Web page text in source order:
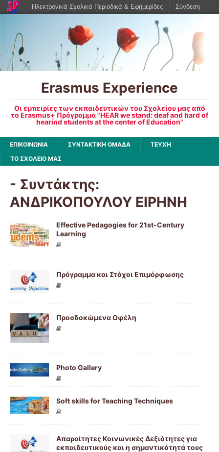
Erasmus Experience
Οι εμπειρίες των εκπαιδευτικών του Σχολείου μας από
το Erasmus+ Πρόγραμμα "HEAR we stand: deaf and hard of
hearind students at the center of Education"
ΕΠΙΚΟΙΝΩΝΙΑ ΣΥΝΤΑΚΤΙΚΗ ΟΜΑΔΑ
ΤΕΥΧΗ
ΤΟ ΣΧΟΛΕΙΟ ΜΑΣ
- Συντάκτης:
ΑΝΔΡΙΚΟΠΟΥΛΟΥ ΕΙΡΗΝΗ
Effective Pedagogies for 21st-Century
Learning
Πρόγραμμα και Στόχοι Επιμόρφωσης
Προσδοκώμενα Οφέλη
Photo Gallery
Soft skills for Teaching Techniques
Απαραίτητες Κοινωνικές Δεξιότητες για
εκπαιδευτικούς και η σημαντικότητά τους
Ηλεκτρονικά Σχολικά Περιοδικά & Εφημερίδες Σύνδεση